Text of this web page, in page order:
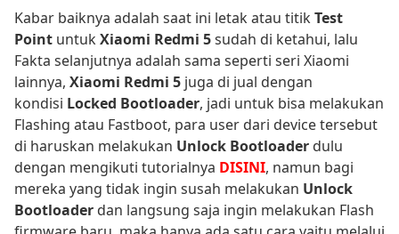
Kabar baiknya adalah saat ini letak atau titikTest
Point untukXiaomi Redmi 5sudah di ketahui, lalu
Fakta selanjutnya adalah sama seperti seri Xiaomi
lainnya, Xiaomi Redmi 5 juga di jual dengan
kondisi Locked Bootloader, jadi untuk bisa melakukan
Flashing atau Fastboot, para user dari device tersebut
di haruskan melakukan Unlock Bootloader dulu
dengan mengikuti tutorialnya DISINI, namun bagi
mereka yang tidak ingin susah melakukan Unlock
Bootloader dan langsung saja ingin melakukan Flash